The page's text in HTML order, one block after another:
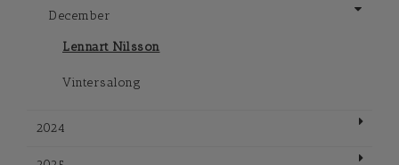
December
Lennart Nilsson
Vintersalong
2024